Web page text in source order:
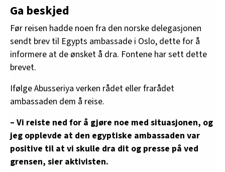
Ga beskjed
Før reisen hadde noen fra den norske delegasjonen
sendt brev til Egypts ambassade i Oslo, dette for å
informere at de ønsket å dra. Fontene har sett dette
brevet.
Ifølge Abusseriya verken rådet eller frarådet
ambassaden dem å reise.
– Vi reiste ned for å gjøre noe med situasjonen, og
jeg opplevde at den egyptiske ambassaden var
positive til at vi skulle dra dit og presse på ved
grensen, sier aktivisten.